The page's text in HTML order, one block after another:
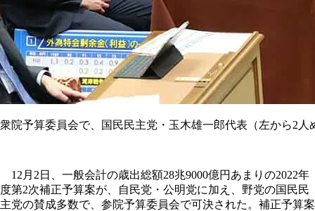
衆院予算委員会で、国民民主党・玉木雄一郎代表（左から2
12月2日、一般会計の歳出総額28兆9000億円あまりの2022年
度第2次補正予算案が、自民党・公明党に加え、野党の国民民
主党の賛成多数で、参院予算委員会で可決された。補正予算案